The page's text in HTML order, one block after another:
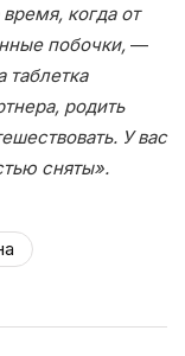
когда от
побочки, —
таблетка
родить
У вас
сняты».